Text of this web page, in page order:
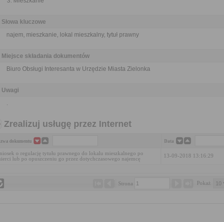
Słowa kluczowe
najem, mieszkanie, lokal mieszkalny, tytuł prawny
Miejsce składania dokumentów
Biuro Obsługi Interesanta w Urzędzie Miasta Zielonka
Uwagi
.
Zrealizuj usługę przez Internet
dokumentu Data
o regulację tytułu prawnego do lokalu mieszkalnego po
lub po opuszczeniu go przez dotychczasowego najemcę
13-09-2018 13:16:29
Strona Pokaż